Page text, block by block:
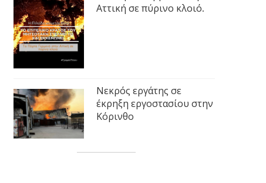
Αττική σε πύρινο κλοιό.
Νεκρός εργάτης σε
έκρηξη εργοστασίου στην
Κόρινθο